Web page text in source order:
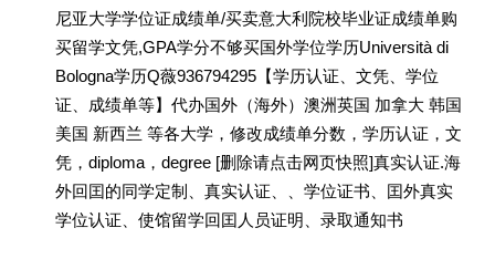
尼亚大学学位证成绩单/买卖意大利院校毕业证成绩单购
买留学文凭,GPA学分不够买国外学位学历Università di
Bologna学历Q薇936794295【学历认证、文凭、学位
证、成绩单等】代办国外（海外）澳洲英国 加拿大 韩国
美国 新西兰 等各大学，修改成绩单分数，学历认证，文
凭，diploma，degree [删除请点击网页快照]真实认证.海
外回囯的同学定制、真实认证、、学位证书、囯外真实
学位认证、使馆留学回囯人员证明、录取通知书